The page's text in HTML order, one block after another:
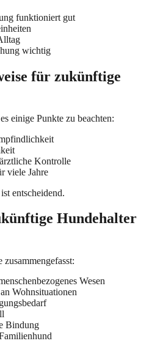
funktioniert gut
wichtig
für zukünftige
einige Punkte zu beachten:
Kontrolle
viele Jahre
entscheidend.
Hundehalter
Wesen
Wohnsituationen
Bindung